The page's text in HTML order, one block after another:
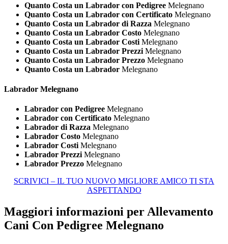
Quanto Costa un Labrador con Pedigree Melegnano
Quanto Costa un Labrador con Certificato Melegnano
Quanto Costa un Labrador di Razza Melegnano
Quanto Costa un Labrador Costo Melegnano
Quanto Costa un Labrador Costi Melegnano
Quanto Costa un Labrador Prezzi Melegnano
Quanto Costa un Labrador Prezzo Melegnano
Quanto Costa un Labrador Melegnano
Labrador Melegnano
Labrador con Pedigree Melegnano
Labrador con Certificato Melegnano
Labrador di Razza Melegnano
Labrador Costo Melegnano
Labrador Costi Melegnano
Labrador Prezzi Melegnano
Labrador Prezzo Melegnano
SCRIVICI – IL TUO NUOVO MIGLIORE AMICO TI STA
ASPETTANDO
Maggiori informazioni per Allevamento
Cani Con Pedigree Melegnano